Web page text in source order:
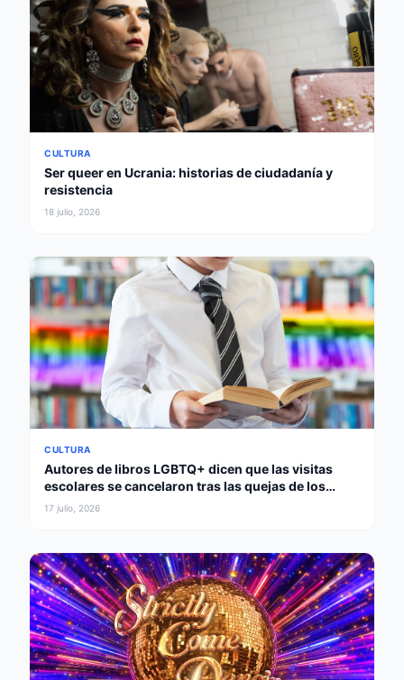
CULTURA
Ser queer en Ucrania: historias de ciudadanía y
resistencia
18 julio, 2026
CULTURA
Autores de libros LGBTQ+ dicen que las visitas
escolares se cancelaron tras las quejas de los
padres
17 julio, 2026